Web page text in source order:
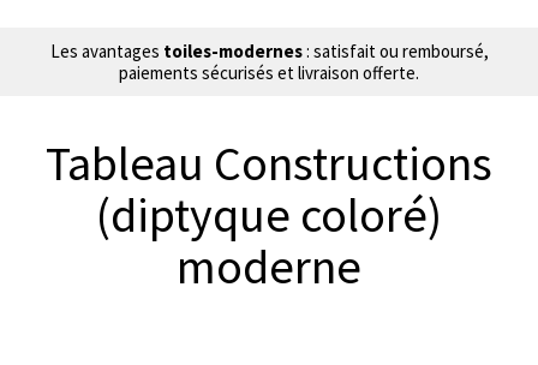
Les avantages toiles-modernes: satisfait ou remboursé,
paiements sécurisés et livraison offerte.
Tableau Constructions
(diptyque coloré)
moderne